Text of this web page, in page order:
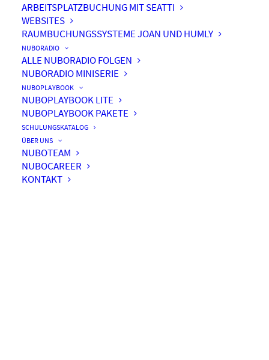
ARBEITSPLATZBUCHUNG MIT SEATTI
WEBSITES
RAUMBUCHUNGSSYSTEME JOAN UND HUMLY
NUBORADIO
ALLE NUBORADIO FOLGEN
NUBORADIO MINISERIE
NUBOPLAYBOOK
NUBOPLAYBOOK LITE
NUBOPLAYBOOK PAKETE
SCHULUNGSKATALOG
ÜBER UNS
NUBOTEAM
NUBOCAREER
KONTAKT
#024 – So läuft deine
Migration richtig rund